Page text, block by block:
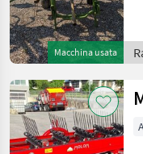
Macchina usata